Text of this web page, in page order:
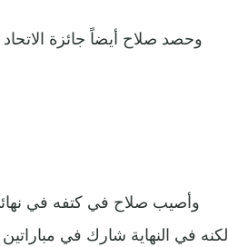
وحصد صلاح أيضاً جائزة
وأصيب صلاح في كتفه في
لكنه في النهاية شارك في